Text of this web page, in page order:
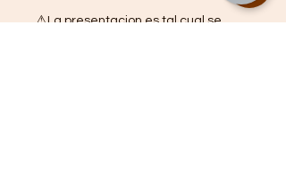
⚠La presentacion es tal cual se